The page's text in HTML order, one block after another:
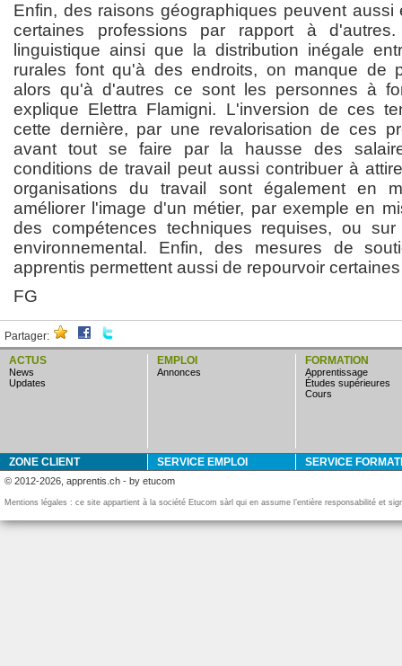
Enfin, des raisons géographiques peuvent
certaines professions par rapport à
linguistique ainsi que la distribution inégale
rurales font qu'à des endroits, on manque de
alors qu'à d'autres ce sont les personnes à
explique Elettra Flamigni. L'inversion de ces
cette dernière, par une revalorisation de ces
avant tout se faire par la hausse des
conditions de travail peut aussi contribuer à
organisations du travail sont également en
améliorer l'image d'un métier, par exemple en
des compétences techniques requises, ou
environnemental. Enfin, des mesures de
apprentis permettent aussi de repourvoir
FG
Partager:
ACTUS
news
updates
EMPLOI
annonces
FORMATION
apprentissage
études supérieures
cours
ZONE CLIENT SERVICE EMPLOI SERVICE
© 2012-2026, apprentis.ch - by etucom
Mentions légales : ce site appartient à la société Etucom sàrl qui en assume l’entière responsabilité et